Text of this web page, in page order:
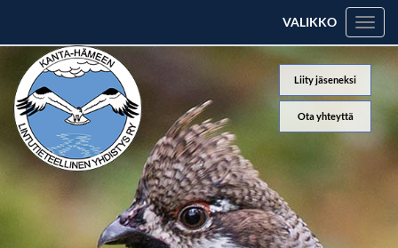
VALIKKO
Liity jäseneksi
Ota yhteyttä